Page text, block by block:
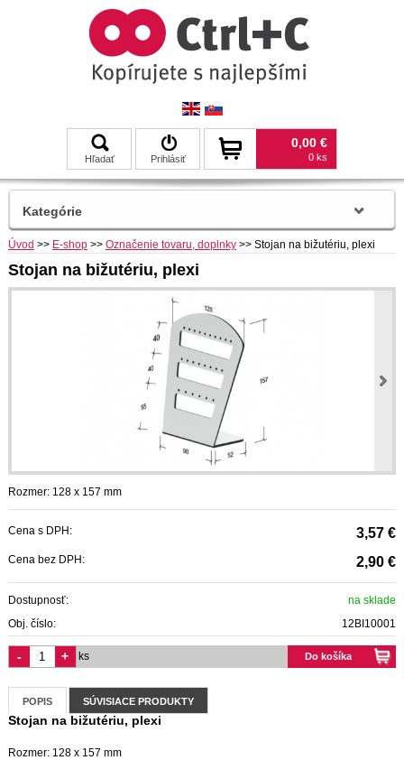
Hľadať Prihlásiť
0,00 €
0 ks
Úvod >> E-shop >> Označenie tovaru, doplnky >> Stojan na bižutériu, plexi
Stojan na bižutériu, plexi
Rozmer: 128 x 157 mm
Cena s DPH: 3,57 €
Cena bez DPH: 2,90 €
Dostupnosť:
na sklade
Obj. číslo:
12BI10001
Do košíka
- + ks
POPIS SÚVISIACE PRODUKTY
Stojan na bižutériu, plexi
Rozmer: 128 x 157 mm
Kategórie